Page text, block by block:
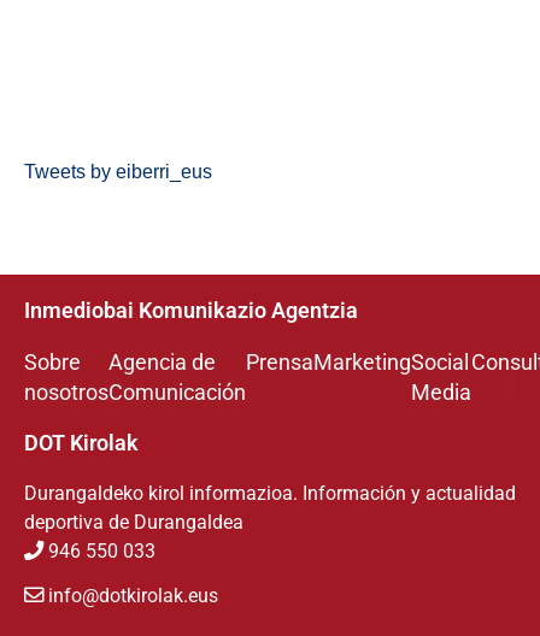
Tweets by eiberri_eus
Inmediobai Komunikazio Agentzia
Sobre
nosotros
Agencia de
Comunicación
PrensaMarketingSocial
Media
DOT Kirolak
Durangaldeko kirol informazioa. Información y actualidad
deportiva de Durangaldea
946 550 033
info@dotkirolak.eus